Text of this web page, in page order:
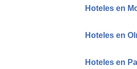
Hoteles en
Hoteles en
Hoteles en